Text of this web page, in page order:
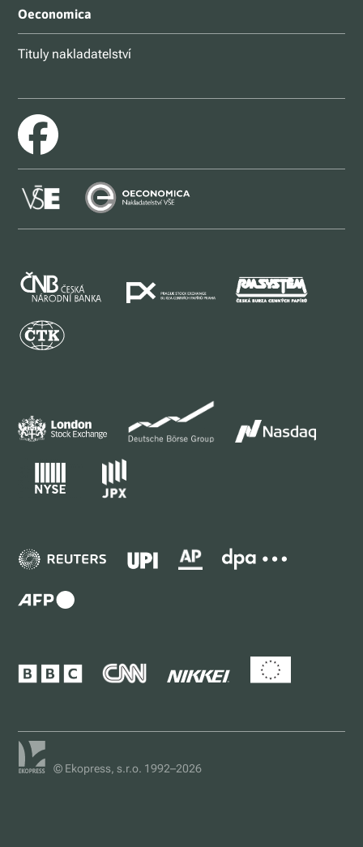
Oeconomica
Tituly nakladatelství
© Ekopress, s.r.o. 1992–2026